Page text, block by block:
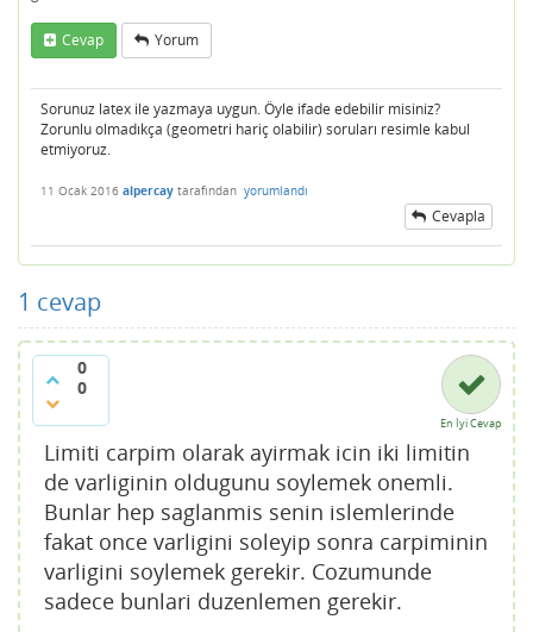
Cevap Yorum
Sorunuz latex ile yazmaya uygun. Öyle ifade edebilir misiniz?
Zorunlu olmadıkça (geometri hariç olabilir) soruları resimle kabul
etmiyoruz.
11 Ocak 2016 alpercay tarafından yorumlandı
Cevapla
1 cevap
0
0
En İyi Cevap
Limiti carpim olarak ayirmak icin iki limitin
de varliginin oldugunu soylemek onemli.
Bunlar hep saglanmis senin islemlerinde
fakat once varligini soleyip sonra carpiminin
varligini soylemek gerekir. Cozumunde
sadece bunlari duzenlemen gerekir.